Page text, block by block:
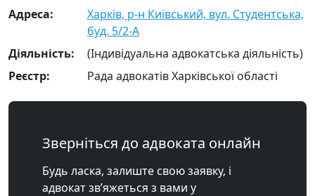
Адреса:
Харків, р-н Київський, вул. Студентська,
буд. 5/2-А
Діяльність:
(Індивідуальна адвокатська діяльність)
Реєстр:
Рада адвокатів Харківської області
Зверніться до адвоката онлайн
Будь ласка, залиште свою заявку, і
адвокат зв’яжеться з вами у